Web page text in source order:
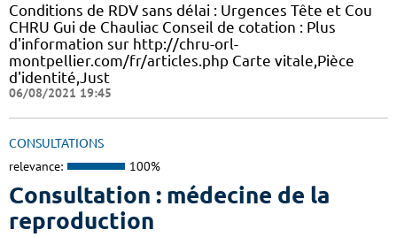
Conditions de RDV sans délai : Urgences Tête et Cou
CHRU Gui de Chauliac Conseil de cotation : Plus
d'information sur http://chru-orl-
montpellier.com/fr/articles.php Carte vitale,Pièce
d'identité,Just
06/08/2021 19:45
CONSULTATIONS
relevance: 100%
Consultation : médecine de la
reproduction